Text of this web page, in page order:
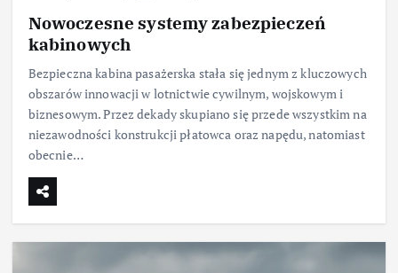
Nowoczesne systemy zabezpieczeń
kabinowych
Bezpieczna kabina pasażerska stała się jednym z kluczowych
obszarów innowacji w lotnictwie cywilnym, wojskowym i
biznesowym. Przez dekady skupiano się przede wszystkim na
niezawodności konstrukcji płatowca oraz napędu, natomiast
obecnie…